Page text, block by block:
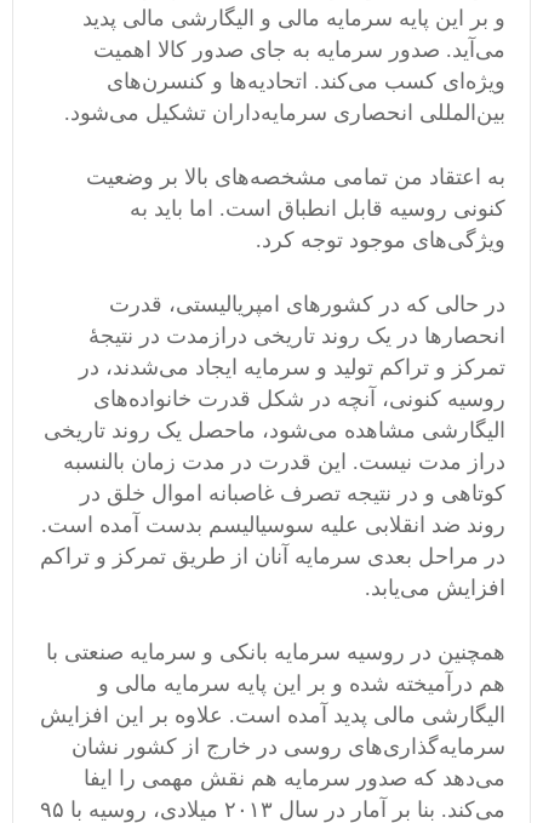
و بر این پایه سرمایه مالی و الیگارشی مالی پدید
می‌آید. صدور سرمایه به جای صدور کالا اهمیت
ویژه‌ای کسب می‌کند. اتحادیه‌ها‌ و کنسرن‌های
بین‌المللی انحصاری سرمایه‌داران تشکیل می‌شود.
به اعتقاد من تمامی‌ مشخصه‌های بالا بر وضعیت
کنونی روسیه قابل انطباق است. اما باید به
ویژگی‌های موجود توجه کرد.
در حالی که در کشورهای امپریالیستی، قدرت
انحصارها‌ در یک روند تاریخی درازمدت در نتیجهٔ
تمرکز و تراکم تولید و سرمایه ایجاد می‌شدند، در
روسیه کنونی، آنچه در شکل قدرت خانواده‌های
الیگارشی مشاهده می‌شود، ماحصل یک روند تاریخی
دراز مدت نیست. این قدرت در مدت زمان بالنسبه
کوتاهی و در نتیجه تصرف غاصبانه اموال خلق در
روند ضد انقلابی علیه سوسیالیسم بدست آمده است.
در مراحل بعدی سرمایه آنان از طریق تمرکز و تراکم
افزایش می‌یابد.
همچنین در روسیه سرمایه بانکی و سرمایه صنعتی با
هم درآمیخته شده و بر این پایه سرمایه مالی و
الیگارشی مالی پدید آمده است. علاوه بر این افزایش
سرمایه‌گذاری‌های ‌روسی در خارج از کشور نشان
می‌دهد که صدور سرمایه هم نقش مهمی‌ را ایفا
می‌کند. بنا بر آمار در سال ۲۰۱۳ میلادی، روسیه با ۹۵